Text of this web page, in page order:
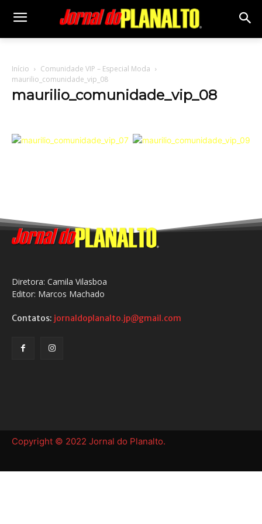
Início
Comunidade VIP – Especial Moda
maurilio_comunidade_vip_08
maurilio_comunidade_vip_08
Diretora: Camila Vilasboa
Editor: Marcos Machado
Contatos: jornaldoplanalto.jp@gmail.com
Copyright © 2022 Jornal do Planalto.